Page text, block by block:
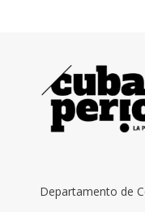
Departamento de